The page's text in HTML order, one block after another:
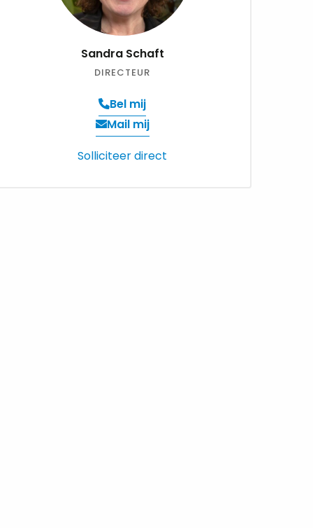
Sandra Schaft
DIRECTEUR
Bel mij
Verzend
een
email
Mail mij
Solliciteer direct